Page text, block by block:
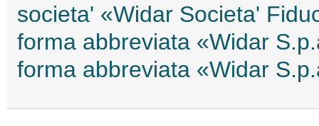
societa' «Widar Societa'
forma abbreviata «Widar
forma abbreviata «Widar